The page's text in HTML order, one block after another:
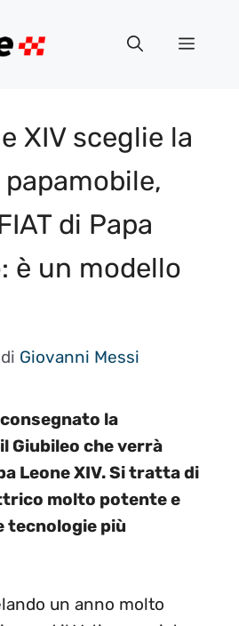
Menu
XIV sceglie la
di Papa
è un modello
di Giovanni Messi
la
Giubileo che verrà
Leone XIV. Si tratta di
molto potente e
tecnologie più
un anno molto